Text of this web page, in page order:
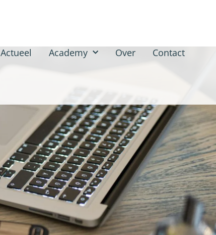
Actueel Academy Over Contact